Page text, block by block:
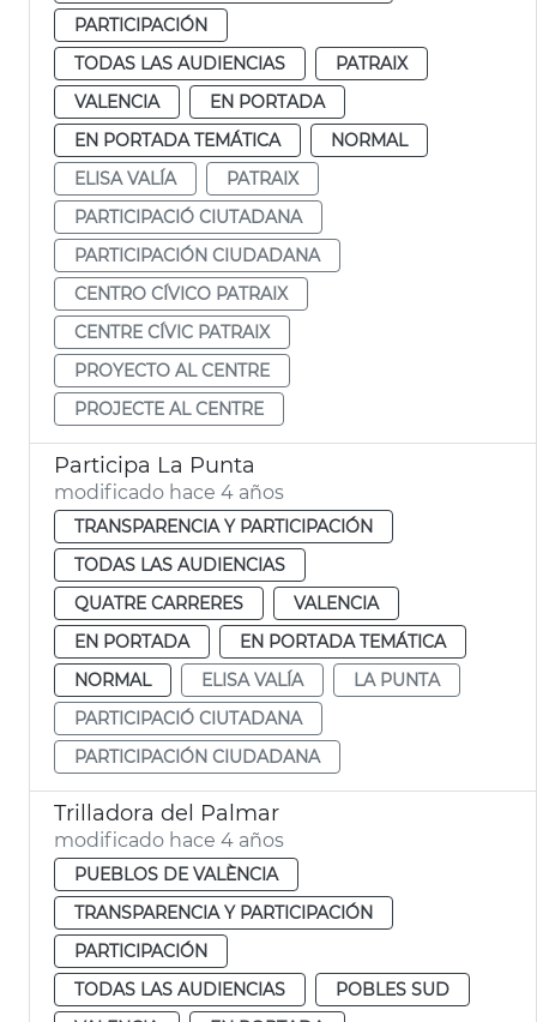
PARTICIPACIÓN
TODAS LAS AUDIENCIAS
PATRAIX
VALENCIA
EN PORTADA
EN PORTADA TEMÁTICA
NORMAL
ELISA VALÍA
PATRAIX
PARTICIPACIÓ CIUTADANA
PARTICIPACIÓN CIUDADANA
CENTRO CÍVICO PATRAIX
CENTRE CÍVIC PATRAIX
PROYECTO AL CENTRE
PROJECTE AL CENTRE
Participa La Punta
modificado hace 4 años
TRANSPARENCIA Y PARTICIPACIÓN
TODAS LAS AUDIENCIAS
QUATRE CARRERES
VALENCIA
EN PORTADA
EN PORTADA TEMÁTICA
NORMAL
ELISA VALÍA
LA PUNTA
PARTICIPACIÓ CIUTADANA
PARTICIPACIÓN CIUDADANA
Trilladora del Palmar
modificado hace 4 años
PUEBLOS DE VALÈNCIA
TRANSPARENCIA Y PARTICIPACIÓN
PARTICIPACIÓN
TODAS LAS AUDIENCIAS
POBLES SUD